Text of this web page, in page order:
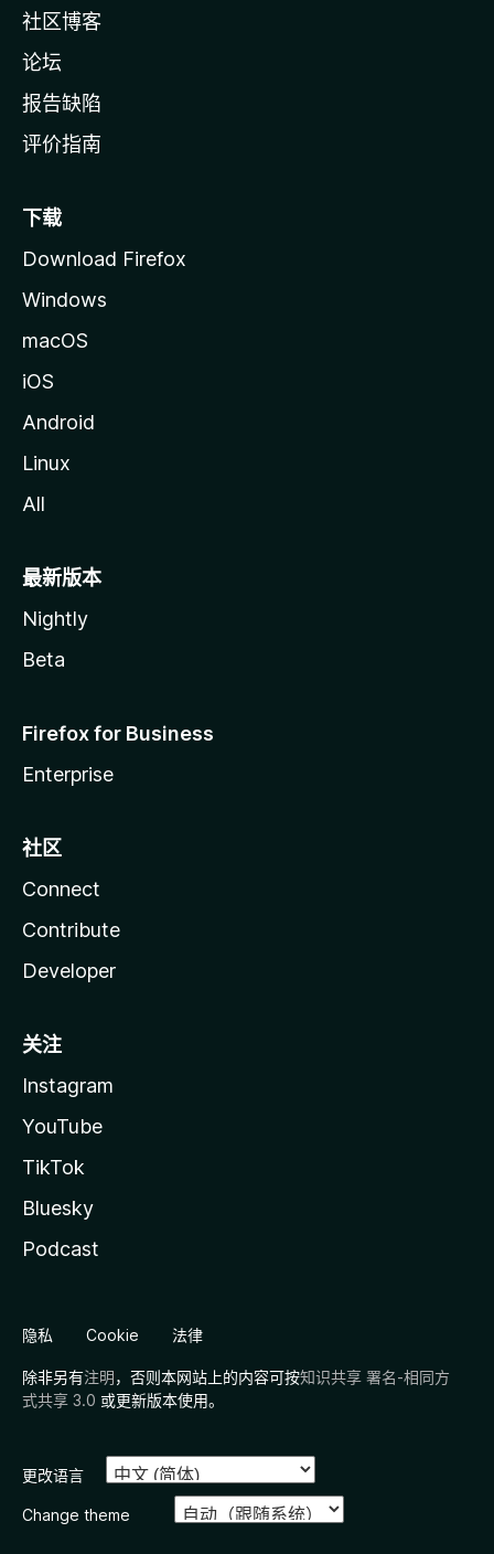
社区博客
论坛
报告缺陷
评价指南
下载
Download Firefox
Windows
macOS
iOS
Android
Linux
All
最新版本
Nightly
Beta
Firefox for Business
Enterprise
社区
Connect
Contribute
Developer
关注
Instagram
YouTube
TikTok
Bluesky
Podcast
隐私 Cookie 法律
除非另有注明，否则本网站上的内容可按知识共享 署名-相同方
式共享 3.0 或更新版本使用。
更改语言
Change theme